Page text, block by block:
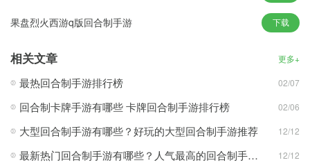
3、比翼双飞的幻境，指尖顶级争斗的完美呈现
果盘烈火西游q版回合制手游 下载
相关文章 更多+
最热回合制手游排行榜 02/07
回合制卡牌手游有哪些 卡牌回合制手游排行榜 02/06
大型回合制手游有哪些？好玩的大型回合制手游推荐 12/12
最新热门回合制手游有哪些？人气最高的回合制手游排行榜 12/12